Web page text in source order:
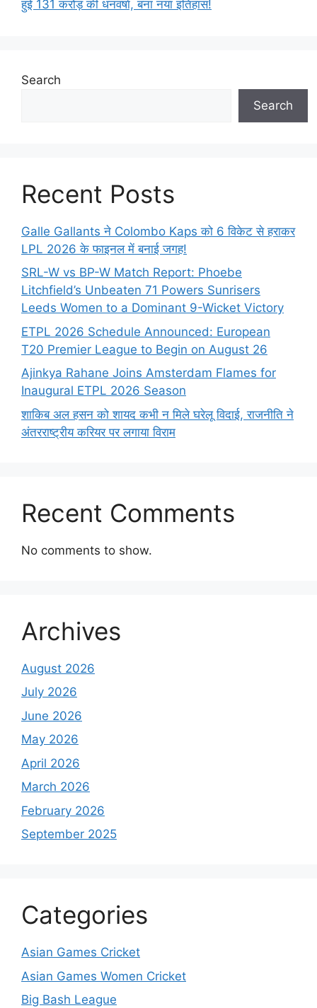
हुई 131 करोड़ की धनवर्षा, बना नया इतिहास!
Search
Search
Recent Posts
Galle Gallants ने Colombo Kaps को 6 विकेट से हराकर
LPL 2026 के फाइनल में बनाई जगह!
SRL-W vs BP-W Match Report: Phoebe
Litchfield’s Unbeaten 71 Powers Sunrisers
Leeds Women to a Dominant 9-Wicket Victory
ETPL 2026 Schedule Announced: European
T20 Premier League to Begin on August 26
Ajinkya Rahane Joins Amsterdam Flames for
Inaugural ETPL 2026 Season
शाकिब अल हसन को शायद कभी न मिले घरेलू विदाई, राजनीति ने
अंतरराष्ट्रीय करियर पर लगाया विराम
Recent Comments
No comments to show.
Archives
August 2026
July 2026
June 2026
May 2026
April 2026
March 2026
February 2026
September 2025
Categories
Asian Games Cricket
Asian Games Women Cricket
Big Bash League